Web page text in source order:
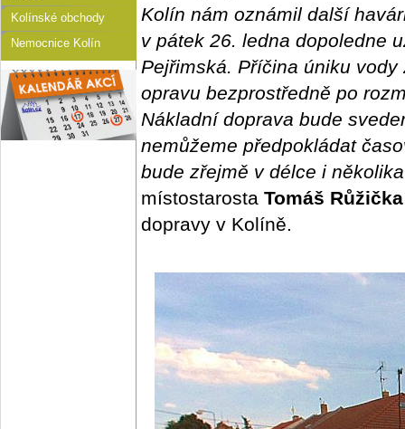
Kolínské obchody
Nemocnice Kolín
Kolín nám oznámil další
v pátek 26. ledna dopoledne
Pejřimská. Příčina úniku
opravu bezprostředně po
Nákladní doprava bude
nemůžeme předpokládat
bude zřejmě v délce i
místostarosta Tomáš Růžička
dopravy v Kolíně.